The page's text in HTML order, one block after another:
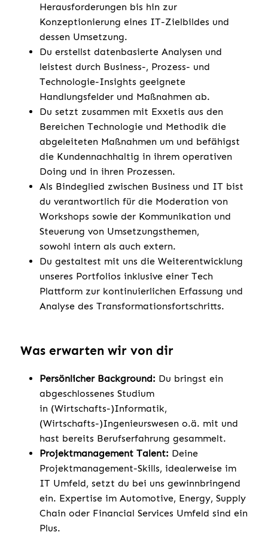
Herausforderungen bis hin zur
Konzeptionierung eines IT-Zielbildes und
dessen Umsetzung.
Du erstellst datenbasierte Analysen und
leistest durch Business-, Prozess- und
Technologie-Insights geeignete
Handlungsfelder und Maßnahmen ab​.
Du setzt zusammen mit Exxetis aus den
Bereichen Technologie und Methodik die
abgeleiteten Maßnahmen um und befähigst
die Kundennachhaltig in ihrem operativen
Doing und in ihren Prozessen​.
Als Bindeglied zwischen Business und IT bist
du verantwortlich für die Moderation von
Workshops sowie der Kommunikation und
Steuerung von Umsetzungsthemen,
sowohl intern als auch extern.​
Du gestaltest mit uns die Weiterentwicklung
unseres Portfolios inklusive einer Tech
Plattform zur kontinuierlichen Erfassung und
Analyse des Transformationsfortschritts.
Was erwarten wir von dir
Persönlicher Background: Du bringst ein
abgeschlossenes Studium
in (Wirtschafts-)Informatik,
(Wirtschafts-)Ingenieurswesen o.ä. mit und
hast bereits Berufserfahrung gesammelt.
Projektmanagement Talent: Deine
Projektmanagement-Skills, idealerweise im
IT Umfeld, setzt du bei uns gewinnbringend
ein. Expertise im Automotive, Energy, Supply
Chain oder Financial Services Umfeld sind ein
Plus.